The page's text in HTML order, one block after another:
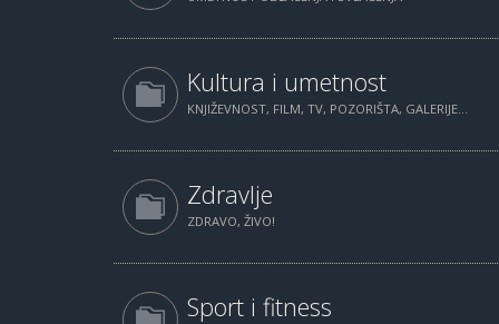
Kultura i umetnost
KNJIŽEVNOST, FILM, TV, POZORIŠTA, GALERIJE...
Zdravlje
ZDRAVO, ŽIVO!
Sport i fitness